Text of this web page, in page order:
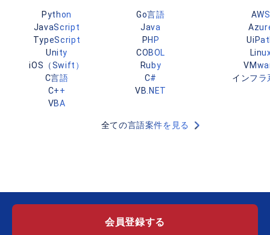
Python
Go言語
JavaScript
Java
TypeScript
PHP
Unity
COBOL
iOS（Swift）
Ruby
C言語
C#
C++
VB.NET
VBA
全ての言語案件を見る
AWS
インフラ
会員登録する